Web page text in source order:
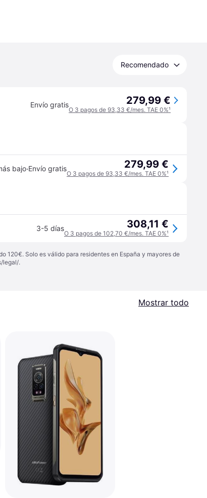
Recomendado
Envío gratis 279,99 €
O 3 pagos de 93,33 €/mes. TAE 0%¹
bajo·Envío gratis 279,99 €
O 3 pagos de 93,33 €/mes. TAE 0%¹
3-5 días 308,11 €
O 3 pagos de 102,70 €/mes. TAE 0%¹
120€. Solo es válido para residentes en España y mayores de
legal/.
Mostrar todo